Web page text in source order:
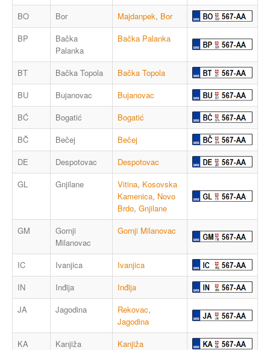
BO
Bor Majdanpek, Bor
BP
Bačka
Palanka
Bačka Palanka
BT Bačka Topola
Bačka Topola
BU
Bujanovac
Bujanovac
BĆ
Bogatić
Bogatić
BČ
Bečej
Bečej
DE
Despotovac
Despotovac
GL
Gnjilane Vitina, Kosovska
Kamenica, Novo
Brdo, Gnjilane
GM
Gornji
Milanovac
Gornji Milanovac
IC Ivanjica
Ivanjica
IN
Inđija
Inđija
JA
Jagodina Rekovac,
Jagodina
KA
Kanjiža
Kanjiža